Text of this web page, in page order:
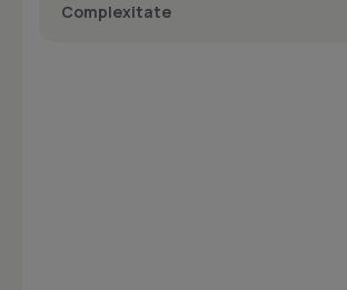
Complexitate